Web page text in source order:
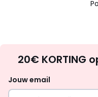
20€ KORTING
Jouw email